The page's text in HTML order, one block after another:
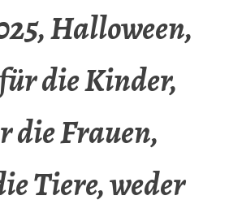
Halloween,
die Kinder,
die Frauen,
Tiere, weder